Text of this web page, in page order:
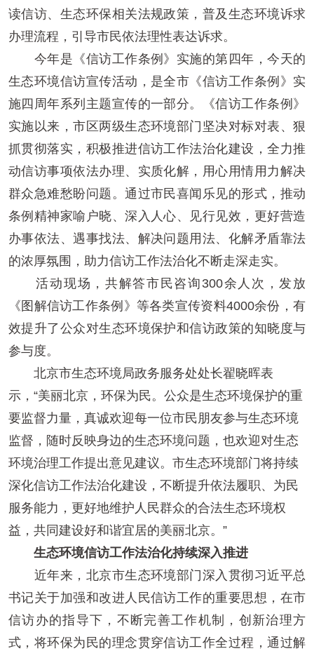
读信访、生态环保相关法规政策，普及生态环境诉求
办理流程，引导市民依法理性表达诉求。
今年是《信访工作条例》实施的第四年，今天的
生态环境信访宣传活动，是全市《信访工作条例》实
施四周年系列主题宣传的一部分。《信访工作条例》
实施以来，市区两级生态环境部门坚决对标对表、狠
抓贯彻落实，积极推进信访工作法治化建设，全力推
动信访事项依法办理、实质化解，用心用情用力解决
群众急难愁盼问题。通过市民喜闻乐见的形式，推动
条例精神家喻户晓、深入人心、见行见效，更好营造
办事依法、遇事找法、解决问题用法、化解矛盾靠法
的浓厚氛围，助力信访工作法治化不断走深走实。
活动现场，共解答市民咨询300余人次，发放
《图解信访工作条例》等各类宣传资料4000余份，有
效提升了公众对生态环境保护和信访政策的知晓度与
参与度。
北京市生态环境局政务服务处处长翟晓晖表
示，“美丽北京，环保为民。公众是生态环境保护的重
要监督力量，真诚欢迎每一位市民朋友参与生态环境
监督，随时反映身边的生态环境问题，也欢迎对生态
环境治理工作提出意见建议。市生态环境部门将持续
深化信访工作法治化建设，不断提升依法履职、为民
服务能力，更好地维护人民群众的合法生态环境权
益，共同建设好和谐宜居的美丽北京。”
生态环境信访工作法治化持续深入推进
近年来，北京市生态环境部门深入贯彻习近平总
书记关于加强和改进人民信访工作的重要思想，在市
信访办的指导下，不断完善工作机制，创新治理方
式，将环保为民的理念贯穿信访工作全过程，通过解